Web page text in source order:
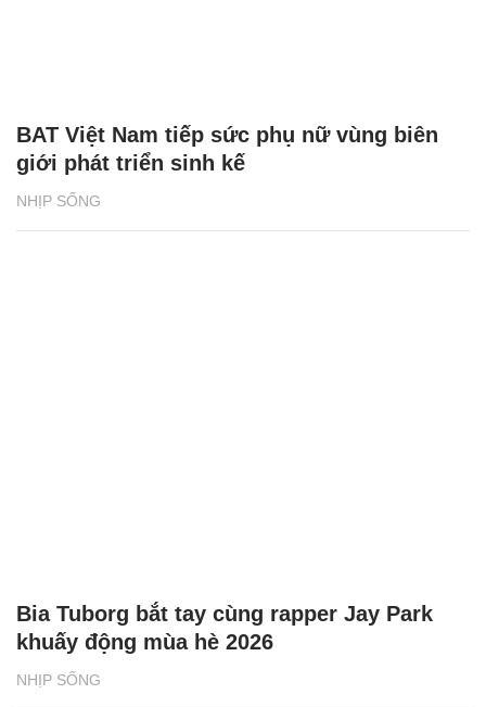
NHỊP SỐNG
BAT Việt Nam tiếp sức phụ nữ vùng biên
giới phát triển sinh kế
NHỊP SỐNG
Bia Tuborg bắt tay cùng rapper Jay Park
khuấy động mùa hè 2026